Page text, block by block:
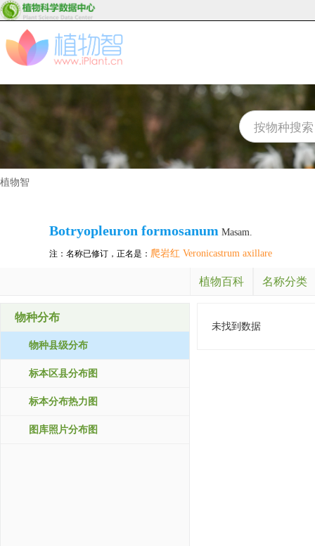
植物智
Botryopleuron formosanum Masam.
注：名称已修订，正名是： 爬岩红 Veronicastrum axillare
植物百科 名称分类
物种分布
物种县级分布
标本区县分布图
标本分布热力图
图库照片分布图
未找到数据